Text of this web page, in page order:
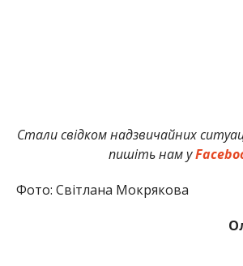
Стали свідком надзвичайних
пишіть нам у
Фото: Світлана Мокрякова